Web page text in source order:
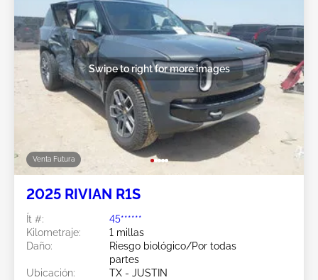
Venta Futura
Swipe to right for more images
2025 RIVIAN R1S
Ít #:
45******
Kilometraje:
1 millas
Daño:
Riesgo biológico/Por todas
partes
Ubicación:
TX - JUSTIN